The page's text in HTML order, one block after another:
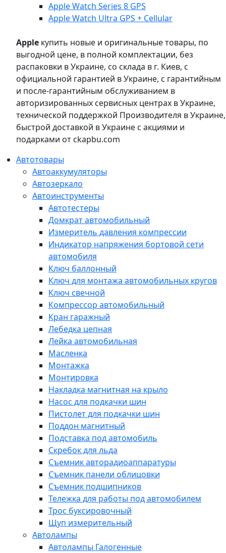
Apple Watch Series 8 GPS
Apple Watch Ultra GPS + Cellular
Apple купить новые и оригинальные товары, по
выгодной цене, в полной комплектации, без
распаковки в Украине, со склада в г. Киев, с
официальной гарантией в Украине, с гарантийным
и после-гарантийным обслуживанием в
авторизированных сервисных центрах в Украине,
технической поддержкой Производителя в Украине,
быстрой доставкой в Украине с акциями и
подарками от ckapbu.com
Автотовары
Автоаккумуляторы
Автозеркало
Автоинструменты
Автотестеры
Домкрат автомобильный
Измеритель давления компрессии
Индикатор напряжения бортовой сети
автомобиля
Ключ баллонный
Ключ для монтажа автомобильных кругов
Ключ свечной
Компрессор автомобильный
Кран гаражный
Лебедка цепная
Лейка автомобильная
Масленка
Монтажка
Монтировка
Накладка магнитная на крыло
Насос для подкачки шин
Пистолет для подкачки шин
Поддон магнитный
Подставка под автомобиль
Скребок для льда
Съемник авторадиоаппаратуры
Съемник панели облицовки
Съемник подшипников
Тележка для работы под автомобилем
Трос буксировочный
Щуп измерительный
Автолампы
Автолампы Галогенные